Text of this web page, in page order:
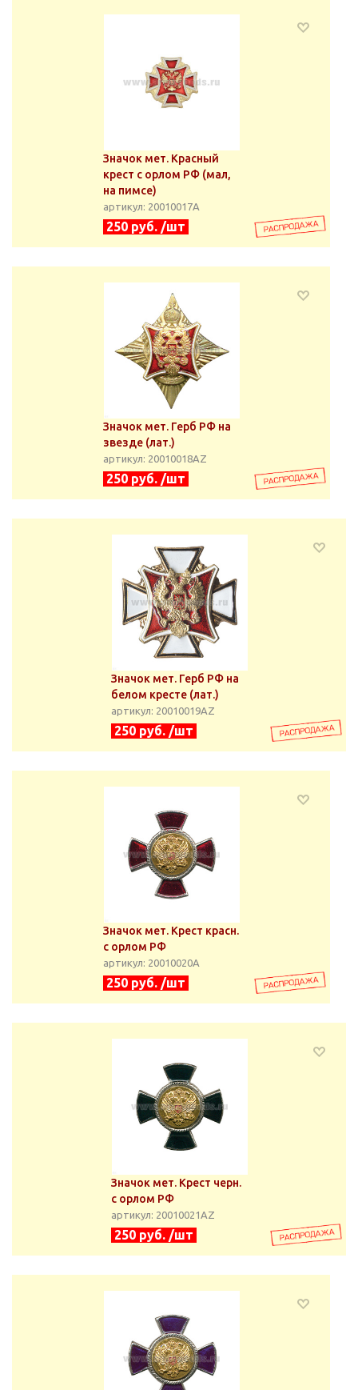
Значок мет. Красный
крест с орлом РФ (мал,
на пимсе)
артикул: 20010017А
250 руб. /шт
Значок мет. Герб РФ на
звезде (лат.)
артикул: 20010018АZ
250 руб. /шт
Значок мет. Герб РФ на
белом кресте (лат.)
артикул: 20010019АZ
250 руб. /шт
Значок мет. Крест красн.
с орлом РФ
артикул: 20010020А
250 руб. /шт
Значок мет. Крест черн.
с орлом РФ
артикул: 20010021АZ
250 руб. /шт